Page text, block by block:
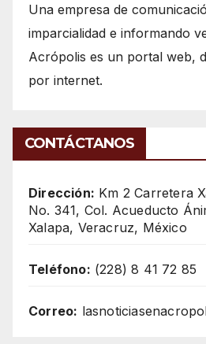
Una empresa de
imparcialidad e informando
Acrópolis es un portal web,
por internet.
CONTÁCTANOS
Dirección: Km 2 Carretera
No. 341, Col. Acueducto
Xalapa, Veracruz, México
Teléfono: (228) 8 41 72 85
Correo: